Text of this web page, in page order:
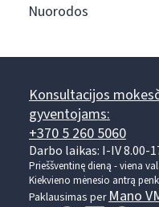
Nuorodos
Konsultacijos
gyventojams:
+370 5 260 5060
Darbo laikas: I-IV 8.00-
Prieššventinę dieną - viena
Kiekvieno mėnesio antrą
Paklausimas per Mano